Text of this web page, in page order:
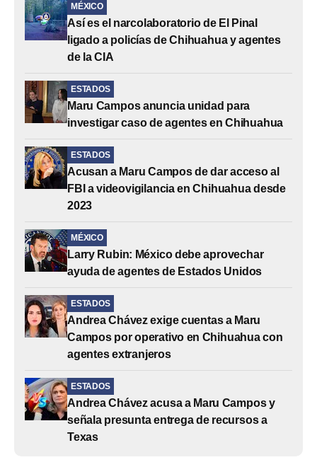
MÉXICO
Así es el narcolaboratorio de El Pinal
ligado a policías de Chihuahua y agentes
de la CIA
ESTADOS
Maru Campos anuncia unidad para
investigar caso de agentes en Chihuahua
ESTADOS
Acusan a Maru Campos de dar acceso al
FBI a videovigilancia en Chihuahua desde
2023
MÉXICO
Larry Rubin: México debe aprovechar
ayuda de agentes de Estados Unidos
ESTADOS
Andrea Chávez exige cuentas a Maru
Campos por operativo en Chihuahua con
agentes extranjeros
ESTADOS
Andrea Chávez acusa a Maru Campos y
señala presunta entrega de recursos a
Texas